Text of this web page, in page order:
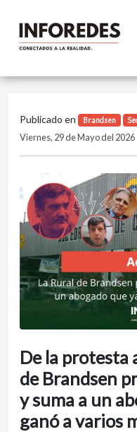
Publicado en Brandsen
Viernes, 29 de Mayo del 2026
De la protesta
de Brandsen
y suma a un
ganó a varios